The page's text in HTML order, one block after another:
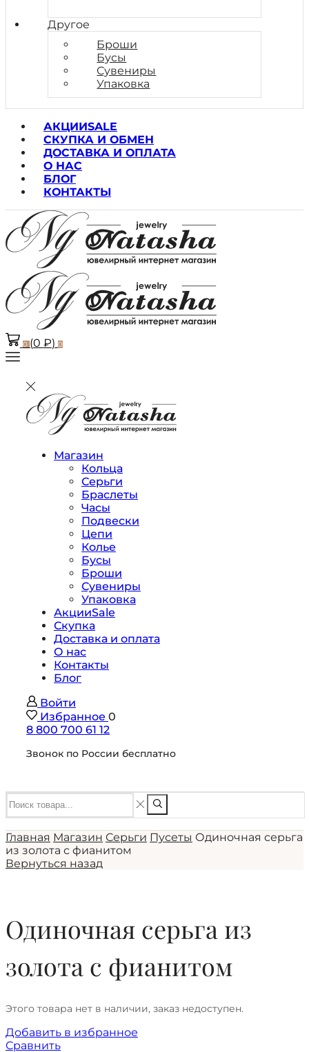
Другое
Броши
Бусы
Сувениры
Упаковка
АКЦИИSALE
СКУПКА И ОБМЕН
ДОСТАВКА И ОПЛАТА
О НАС
БЛОГ
КОНТАКТЫ
0 (0 ₽) 0
Магазин
Кольца
Серьги
Браслеты
Часы
Подвески
Цепи
Колье
Бусы
Броши
Сувениры
Упаковка
АкцииSale
Скупка
Доставка и оплата
О нас
Контакты
Блог
Войти
Избранное 0
8 800 700 61 12
Звонок по России бесплатно
Главная Магазин Серьги Пусеты Одиночная серьга
из золота с фианитом
Вернуться назад
Одиночная серьга из
золота с фианитом
Этого товара нет в наличии, заказ недоступен.
Добавить в избранное
Сравнить